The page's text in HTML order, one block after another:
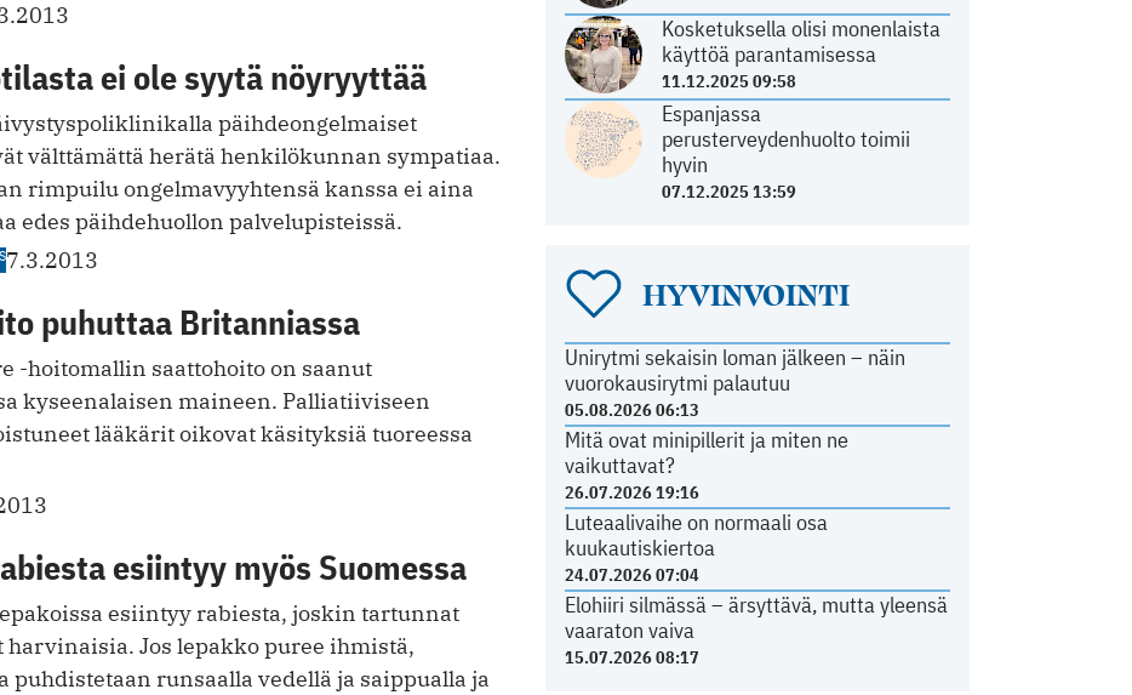
ei ole syytä nöyryyttää
päihdeongelmaiset
välttämättä herätä henkilökunnan sympatiaa.
rimpuilu ongelmavyyhtensä kanssa ei aina
edes päihdehuollon palvelupisteissä.
7.3.2013
puhuttaa Britanniassa
-hoitomallin saattohoito on saanut
kyseenalaisen maineen. Palliatiiviseen
lääkärit oikovat käsityksiä tuoreessa
esiintyy myös Suomessa
esiintyy rabiesta, joskin tartunnat
Jos lepakko puree ihmistä,
puhdistetaan runsaalla vedellä ja saippualla ja
Kosketuksella olisi monenlaista
käyttöä parantamisessa
11.12.2025 09:58
Espanjassa
perusterveydenhuolto toimii
hyvin
07.12.2025 13:59
HYVINVOINTI
Unirytmi sekaisin loman jälkeen – näin
vuorokausirytmi palautuu
05.08.2026 06:13
Mitä ovat minipillerit ja miten ne
vaikuttavat?
26.07.2026 19:16
Luteaalivaihe on normaali osa
kuukautiskiertoa
24.07.2026 07:04
Elohiiri silmässä – ärsyttävä, mutta yleensä
vaaraton vaiva
15.07.2026 08:17